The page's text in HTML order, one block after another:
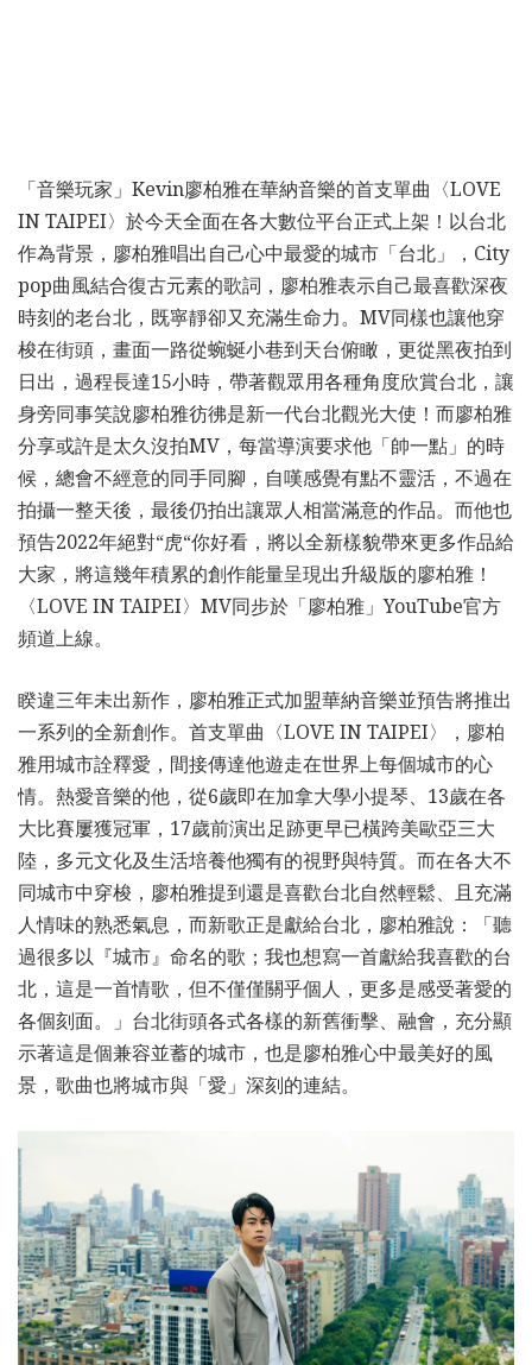
「音樂玩家」Kevin廖柏雅在華納音樂的首支單曲〈LOVE
IN TAIPEI〉於今天全面在各大數位平台正式上架！以台北
作為背景，廖柏雅唱出自己心中最愛的城市「台北」，City
pop曲風結合復古元素的歌詞，廖柏雅表示自己最喜歡深夜
時刻的老台北，既寧靜卻又充滿生命力。MV同樣也讓他穿
梭在街頭，畫面一路從蜿蜒小巷到天台俯瞰，更從黑夜拍到
日出，過程長達15小時，帶著觀眾用各種角度欣賞台北，讓
身旁同事笑說廖柏雅彷彿是新一代台北觀光大使！而廖柏雅
分享或許是太久沒拍MV，每當導演要求他「帥一點」的時
候，總會不經意的同手同腳，自嘆感覺有點不靈活，不過在
拍攝一整天後，最後仍拍出讓眾人相當滿意的作品。而他也
預告2022年絕對“虎“你好看，將以全新樣貌帶來更多作品給
大家，將這幾年積累的創作能量呈現出升級版的廖柏雅！
〈LOVE IN TAIPEI〉MV同步於「廖柏雅」YouTube官方
頻道上線。
睽違三年未出新作，廖柏雅正式加盟華納音樂並預告將推出
一系列的全新創作。首支單曲〈LOVE IN TAIPEI〉，廖柏
雅用城市詮釋愛，間接傳達他遊走在世界上每個城市的心
情。熱愛音樂的他，從6歲即在加拿大學小提琴、13歲在各
大比賽屢獲冠軍，17歲前演出足跡更早已橫跨美歐亞三大
陸，多元文化及生活培養他獨有的視野與特質。而在各大不
同城市中穿梭，廖柏雅提到還是喜歡台北自然輕鬆、且充滿
人情味的熟悉氣息，而新歌正是獻給台北，廖柏雅說：「聽
過很多以『城市』命名的歌；我也想寫一首獻給我喜歡的台
北，這是一首情歌，但不僅僅關乎個人，更多是感受著愛的
各個刻面。」台北街頭各式各樣的新舊衝擊、融會，充分顯
示著這是個兼容並蓄的城市，也是廖柏雅心中最美好的風
景，歌曲也將城市與「愛」深刻的連結。